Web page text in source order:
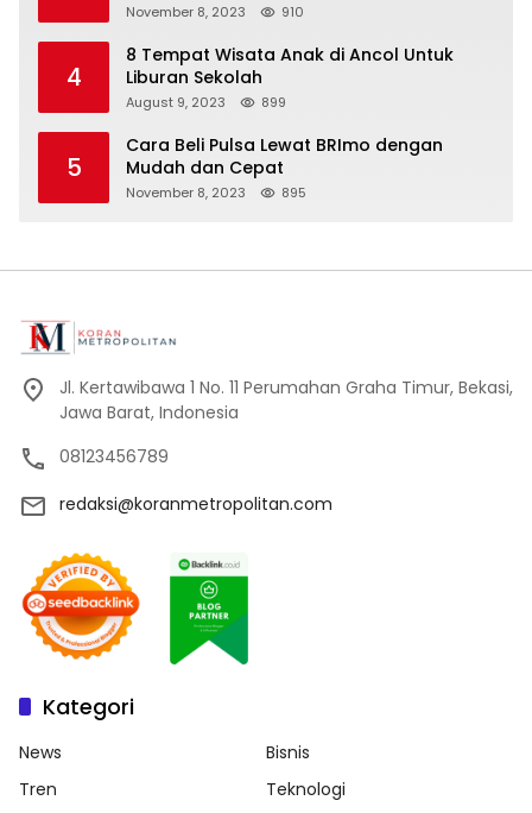
November 8, 2023 910
4
8 Tempat Wisata Anak di Ancol Untuk
Liburan Sekolah
August 9, 2023 899
5
Cara Beli Pulsa Lewat BRImo dengan
Mudah dan Cepat
November 8, 2023 895
Jl. Kertawibawa 1 No. 11 Perumahan Graha Timur, Bekasi,
Jawa Barat, Indonesia
08123456789
redaksi@koranmetropolitan.com
Kategori
News
Bisnis
Tren
Teknologi